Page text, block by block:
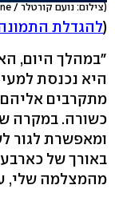
(צילום: נועם קורטלר / Festival Mondial de l'Image Sous-Marine)
(להגדלת
"במהלך היום,
היא נכנסת
מתקרבים
כשורה. במקרה
ומאפשרת לגור
באורך של
מהמצלמה שלי,